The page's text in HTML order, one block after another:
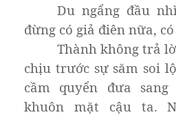
Du ngẩng đầu
đừng có giả điên nữa,
Thành không trả
chịu trước sự săm soi
cầm quyển đưa
khuôn mặt cậu ta.